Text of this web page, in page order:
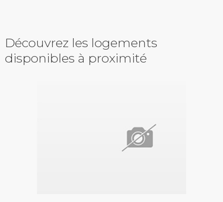
Découvrez les logements
disponibles à proximité